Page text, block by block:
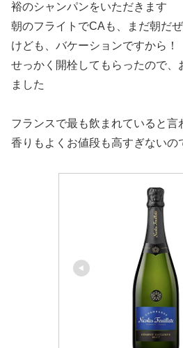
裕のシャンパンをいただきます
朝のフライトでCAも、まだ朝だ
けども、バケーションですから！
せっかく開栓してもらったので、
ました
フランスで最も飲まれていると言
香りもよくお値段も高すぎないの